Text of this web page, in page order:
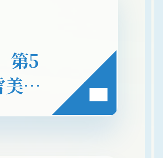
第5
・